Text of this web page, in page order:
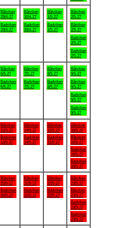
Båtviken
29/4-27
Badviken
29/4-27
Båtviken
30/4-27
Badviken
30/4-27
Båtviken
1/5-27
Badviken
1/5-27
Båtviken
2/5-27
Båtviken
2/5-27
Badviken
2/5-27
Badviken
2/5-27
Båtviken
6/5-27
Badviken
6/5-27
Båtviken
7/5-27
Badviken
7/5-27
Båtviken
8/5-27
Badviken
8/5-27
Båtviken
9/5-27
Båtviken
9/5-27
Badviken
9/5-27
Badviken
9/5-27
Båtviken
13/5-27
Badviken
13/5-27
Båtviken
14/5-27
Badviken
14/5-27
Båtviken
15/5-27
Badviken
15/5-27
Båtviken
16/5-27
Båtviken
16/5-27
Badviken
16/5-27
Badviken
16/5-27
Båtviken
20/5-27
Badviken
20/5-27
Båtviken
21/5-27
Badviken
21/5-27
Båtviken
22/5-27
Badviken
22/5-27
Båtviken
23/5-27
Båtviken
23/5-27
Badviken
23/5-27
Badviken
23/5-27